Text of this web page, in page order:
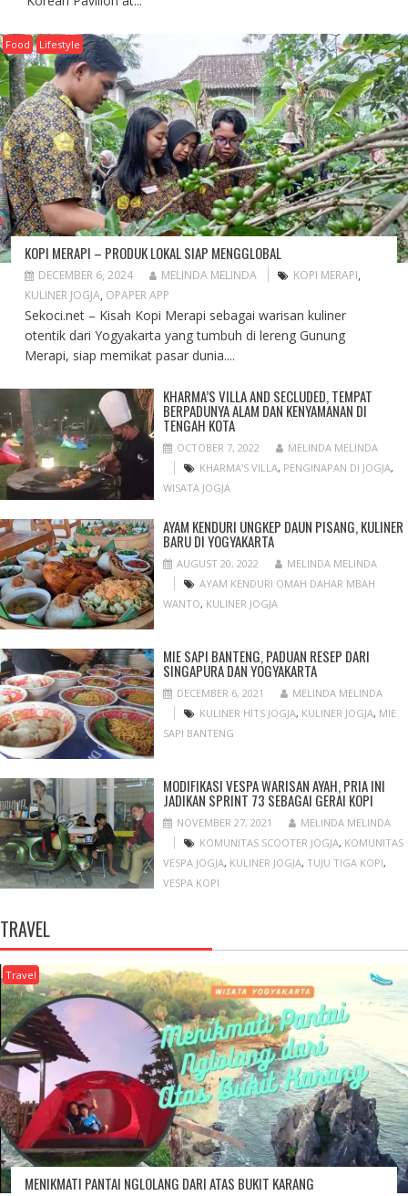
Food Lifestyle
KOPI MERAPI – PRODUK LOKAL SIAP MENGGLOBAL
DECEMBER 6, 2024 MELINDA MELINDA KOPI MERAPI,
KULINER JOGJA, OPAPER APP
Sekoci.net – Kisah Kopi Merapi sebagai warisan kuliner
otentik dari Yogyakarta yang tumbuh di lereng Gunung
Merapi, siap memikat pasar dunia....
KHARMA’S VILLA AND SECLUDED, TEMPAT
BERPADUNYA ALAM DAN KENYAMANAN DI
TENGAH KOTA
OCTOBER 7, 2022
MELINDA MELINDA
KHARMA'S VILLA, PENGINAPAN DI JOGJA,
WISATA JOGJA
AYAM KENDURI UNGKEP DAUN PISANG, KULINER
BARU DI YOGYAKARTA
AUGUST 20, 2022
MELINDA MELINDA
AYAM KENDURI OMAH DAHAR MBAH
WANTO, KULINER JOGJA
MIE SAPI BANTENG, PADUAN RESEP DARI
SINGAPURA DAN YOGYAKARTA
DECEMBER 6, 2021
MELINDA MELINDA
KULINER HITS JOGJA, KULINER JOGJA, MIE
SAPI BANTENG
MODIFIKASI VESPA WARISAN AYAH, PRIA INI
JADIKAN SPRINT 73 SEBAGAI GERAI KOPI
NOVEMBER 27, 2021
MELINDA MELINDA
KOMUNITAS SCOOTER JOGJA, KOMUNITAS
VESPA JOGJA, KULINER JOGJA,TUJU TIGA KOPI,
VESPA KOPI
TRAVEL
Travel
MENIKMATI PANTAI NGLOLANG DARI ATAS BUKIT KARANG